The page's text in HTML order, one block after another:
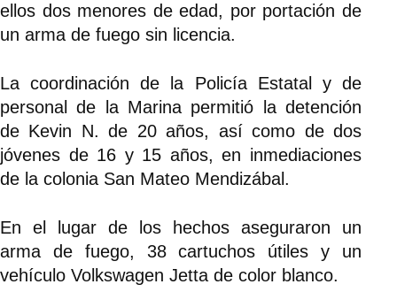
ellos dos menores de edad, por portación de
un arma de fuego sin licencia.
La coordinación de la Policía Estatal y de
personal de la Marina permitió la detención
de Kevin N. de 20 años, así como de dos
jóvenes de 16 y 15 años, en inmediaciones
de la colonia San Mateo Mendizábal.
En el lugar de los hechos aseguraron un
arma de fuego, 38 cartuchos útiles y un
vehículo Volkswagen Jetta de color blanco.